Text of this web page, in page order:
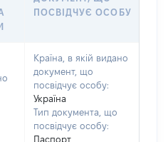
ПОСВІДЧУЄ ОСОБУ
Країна, в якій видано
документ, що
посвідчує особу:
Україна
Тип документа, що
посвідчує особу:
Паспорт